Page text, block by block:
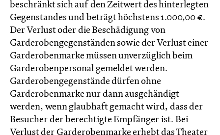
beschränkt sich auf den Zeitwert des hinterlegten
Gegenstandes und beträgt höchstens 1.000,00 €.
Der Verlust oder die Beschädigung von
Garderobengegenständen sowie der Verlust einer
Garderobenmarke müssen unverzüglich beim
Garderobenpersonal gemeldet werden.
Garderobengegenstände dürfen ohne
Garderobenmarke nur dann ausgehändigt
werden, wenn glaubhaft gemacht wird, dass der
Besucher der berechtigte Empfänger ist. Bei
Verlust der Garderobenmarke erhebt das Theater